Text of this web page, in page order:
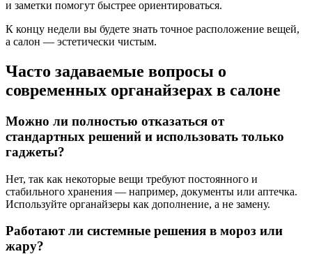
и заметки помогут быстрее ориентироваться.
К концу недели вы будете знать точное расположение вещей,
а салон — эстетически чистым.
Часто задаваемые вопросы о
современных органайзерах в салоне
Можно ли полностью отказаться от
стандартных решений и использовать только
гаджеты?
Нет, так как некоторые вещи требуют постоянного и
стабильного хранения — например, документы или аптечка.
Используйте органайзеры как дополнение, а не замену.
Работают ли системные решения в мороз или
жару?